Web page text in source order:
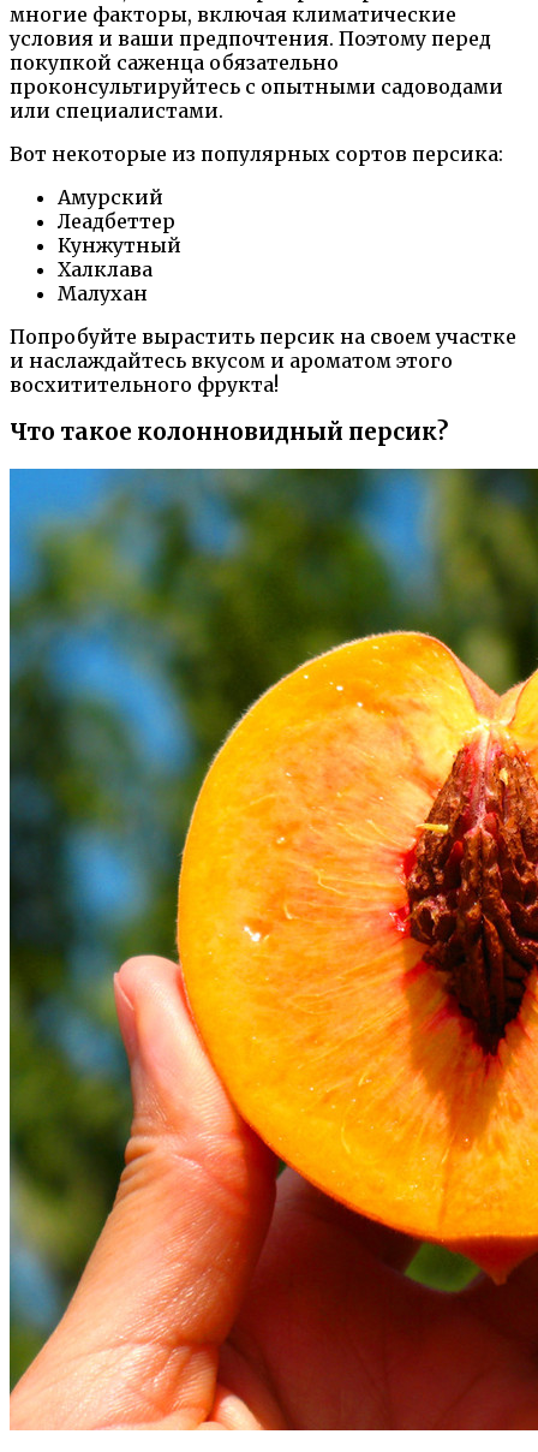
многие факторы, включая климатические
условия и ваши предпочтения. Поэтому перед
покупкой саженца обязательно
проконсультируйтесь с опытными садоводами
или специалистами.
Вот некоторые из популярных сортов персика:
Амурский
Леадбеттер
Кунжутный
Халклава
Малухан
Попробуйте вырастить персик на своем участке
и наслаждайтесь вкусом и ароматом этого
восхитительного фрукта!
Что такое колонновидный персик?